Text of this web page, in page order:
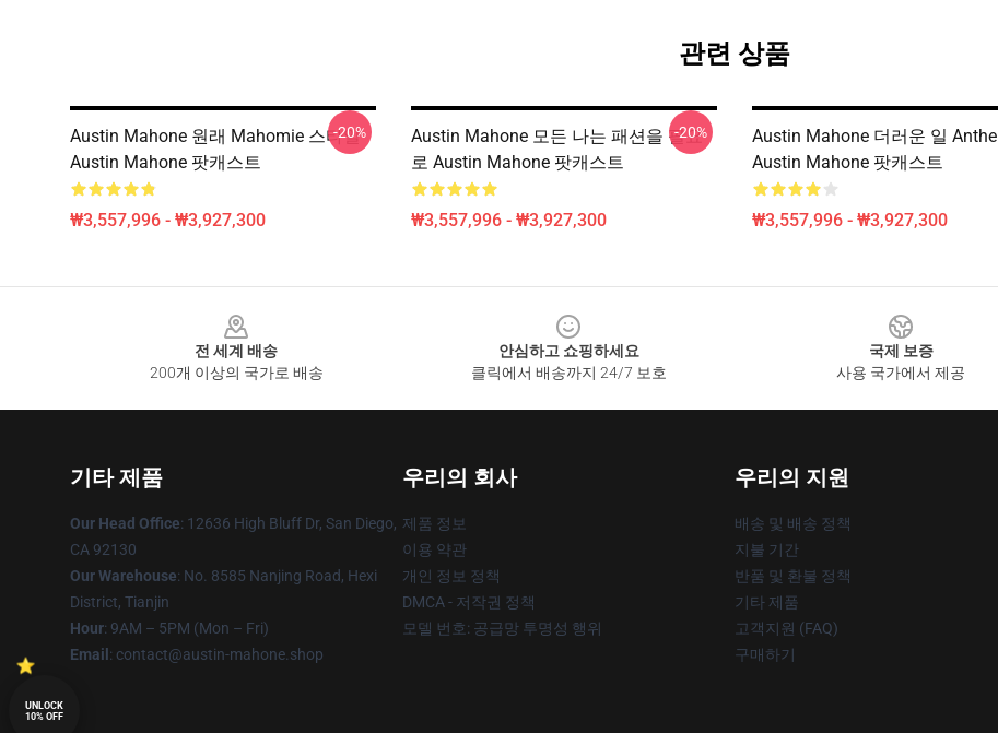
관련 상품
Austin Mahone 원래 Mahomie 스타일
Austin Mahone 팟캐스트
₩3,557,996 - ₩3,927,300
-20%
Austin Mahone 모든 나는 패션을 필요
로 Austin Mahone 팟캐스트
₩3,557,996 - ₩3,927,300
-20%
Austin Mahone 더러운 일
Austin Mahone 팟캐스트
₩3,557,996 - ₩3,927,300
전 세계 배송
200개 이상의 국가로 배송
안심하고 쇼핑하세요
클릭에서 배송까지 24/7 보호
국제 보증
사용 국가에서 제공
기타 제품
Our Head Office: 12636 High Bluff Dr, San Diego,
CA 92130
Our Warehouse: No. 8585 Nanjing Road, Hexi
District, Tianjin
Hour: 9AM – 5PM (Mon – Fri)
Email : contact@austin-mahone.shop
우리의 회사
제품 정보
이용 약관
개인 정보 정책
DMCA - 저작권 정책
모델 번호: 공급망 투명성 행위
우리의 지원
배송 및 배송 정책
지불 기간
반품 및 환불 정책
기타 제품
고객지원 (FAQ)
구매하기
UNLOCK
10% OFF